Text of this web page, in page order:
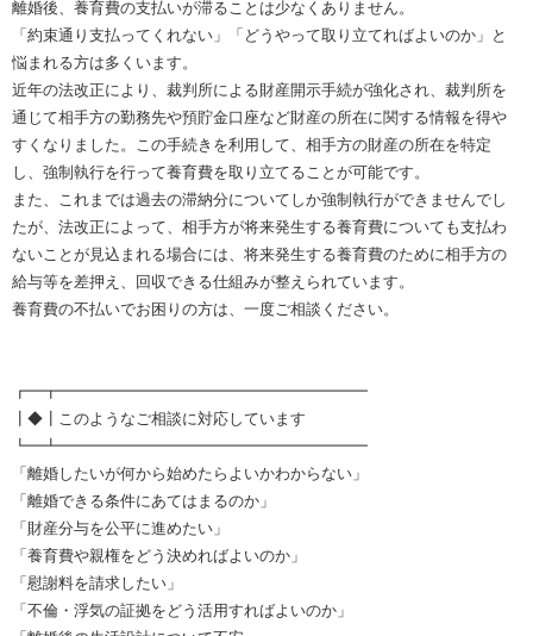
離婚後、養育費の支払いが滞ることは少なくありません。
「約束通り支払ってくれない」「どうやって取り立てればよいのか」と
悩まれる方は多くいます。
近年の法改正により、裁判所による財産開示手続が強化され、裁判所を
通じて相手方の勤務先や預貯金口座など財産の所在に関する情報を得や
すくなりました。この手続きを利用して、相手方の財産の所在を特定
し、強制執行を行って養育費を取り立てることが可能です。
また、これまでは過去の滞納分についてしか強制執行ができませんでし
たが、法改正によって、相手方が将来発生する養育費についても支払わ
ないことが見込まれる場合には、将来発生する養育費のために相手方の
給与等を差押え、回収できる仕組みが整えられています。
養育費の不払いでお困りの方は、一度ご相談ください。
┏━┳━━━━━━━━━━━━━━━━━━━━
┃◆┃このようなご相談に対応しています
┗━┻━━━━━━━━━━━━━━━━━━━━
「離婚したいが何から始めたらよいかわからない」
「離婚できる条件にあてはまるのか」
「財産分与を公平に進めたい」
「養育費や親権をどう決めればよいのか」
「慰謝料を請求したい」
「不倫・浮気の証拠をどう活用すればよいのか」